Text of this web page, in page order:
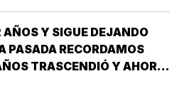
Y SIGUE DEJANDO
PASADA RECORDAMOS
TRASCENDIÓ Y AHORA